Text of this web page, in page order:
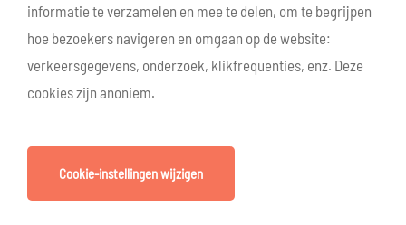
informatie te verzamelen en mee te delen, om te begrijpen
hoe bezoekers navigeren en omgaan op de website:
verkeersgegevens, onderzoek, klikfrequenties, enz. Deze
cookies zijn anoniem.
Cookie-instellingen wijzigen